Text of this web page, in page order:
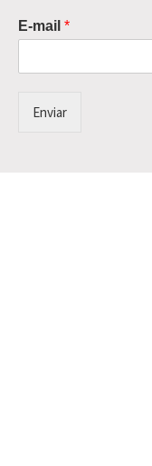
E-mail *
Enviar